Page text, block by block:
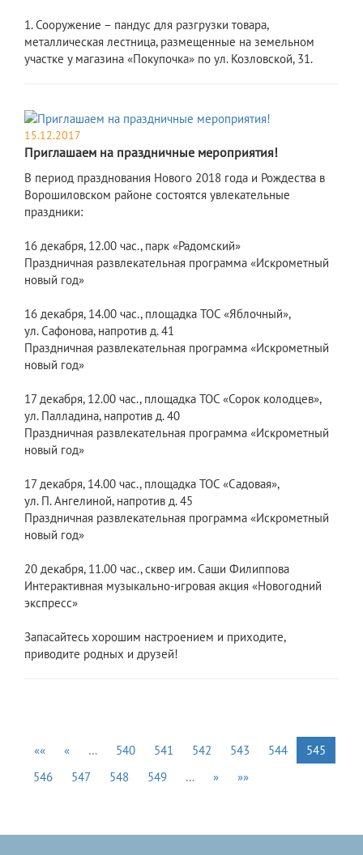
1. Сооружение – пандус для разгрузки товара,
металлическая лестница, размещенные на земельном
участке у магазина «Покупочка» по ул. Козловской, 31.
15.12.2017
Приглашаем на праздничные мероприятия!
В период празднования Нового 2018 года и Рождества в
Ворошиловском районе состоятся увлекательные
праздники:
16 декабря, 12.00 час., парк «Радомский»
Праздничная развлекательная программа «Искрометный
новый год»
16 декабря, 14.00 час., площадка ТОС «Яблочный»,
ул. Сафонова, напротив д. 41
Праздничная развлекательная программа «Искрометный
новый год»
17 декабря, 12.00 час., площадка ТОС «Сорок колодцев»,
ул. Палладина, напротив д. 40
Праздничная развлекательная программа «Искрометный
новый год»
17 декабря, 14.00 час., площадка ТОС «Садовая»,
ул. П. Ангелиной, напротив д. 45
Праздничная развлекательная программа «Искрометный
новый год»
20 декабря, 11.00 час., сквер им. Саши Филиппова
Интерактивная музыкально-игровая акция «Новогодний
экспресс»
Запасайтесь хорошим настроением и приходите,
приводите родных и друзей!
«« « … 540 541 542 543 544
545
546
547 548 549 … » »»